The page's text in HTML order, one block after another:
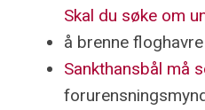
Skal du søke om
å brenne
Sankthansbål må